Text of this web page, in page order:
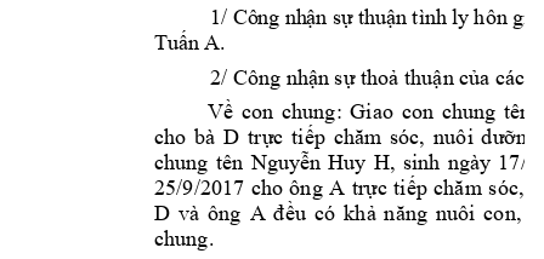
1/ Công nhận sự thuận tình ly hôn g
Tuấn A.
2/ Công nhận sự thoả thuận của các
Về con chung: Giao con chung tên
cho bà D trực tiếp chăm sóc, nuôi dưỡng
chung tên Nguyễn Huy H, sinh ngày 17/
25/9/2017 cho ông A trực tiếp chăm sóc,
D và ông A đều có khả năng nuôi con,
chung.